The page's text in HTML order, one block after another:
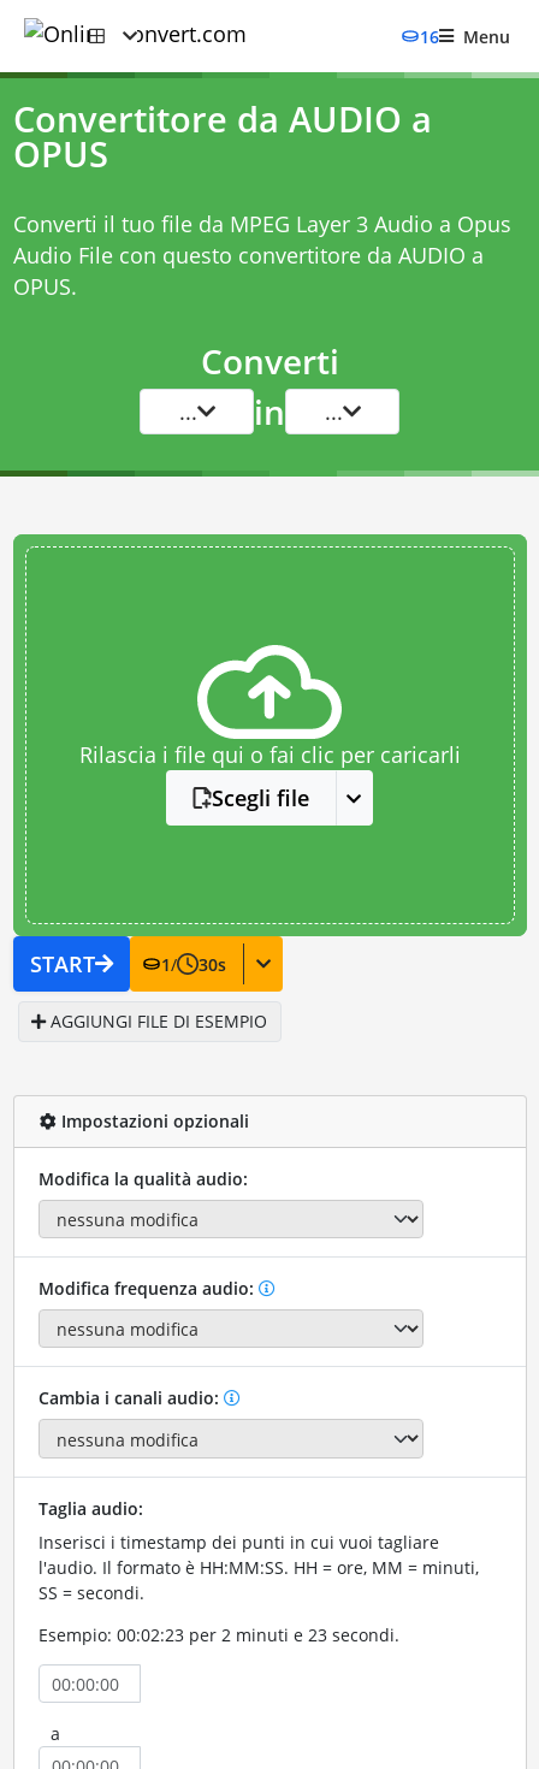
16 Menu
Convertitore da AUDIO a
OPUS
Converti il tuo file da MPEG Layer 3 Audio a Opus
Audio File con questo convertitore da AUDIO a
OPUS.
Converti
... in ...
Rilascia i file qui o fai clic per caricarli
Scegli file
START 1/ 30s
AGGIUNGI FILE DI ESEMPIO
Impostazioni opzionali
Modifica la qualità audio:
Modifica frequenza audio:
Cambia i canali audio:
Taglia audio:
Inserisci i timestamp dei punti in cui vuoi tagliare
l'audio. Il formato è HH:MM:SS. HH = ore, MM = minuti,
SS = secondi.
Esempio: 00:02:23 per 2 minuti e 23 secondi.
a